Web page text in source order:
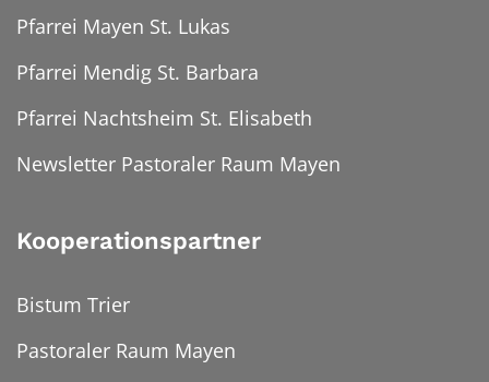
Pfarrei Mayen St. Lukas
Pfarrei Mendig St. Barbara
Pfarrei Nachtsheim St. Elisabeth
Newsletter Pastoraler Raum Mayen
Kooperationspartner
Bistum Trier
Pastoraler Raum Mayen